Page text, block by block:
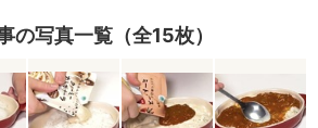
の写真一覧（全15枚）